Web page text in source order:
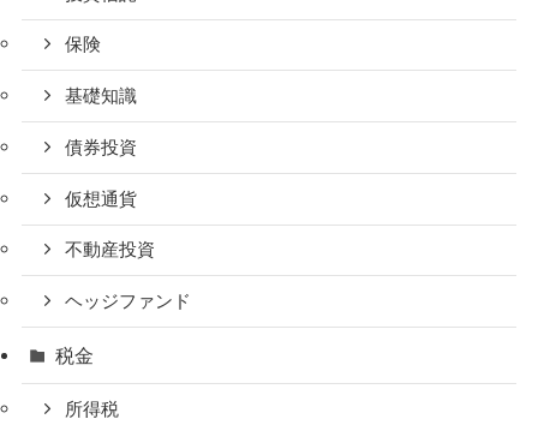
保険
基礎知識
債券投資
仮想通貨
不動産投資
ヘッジファンド
税金
所得税